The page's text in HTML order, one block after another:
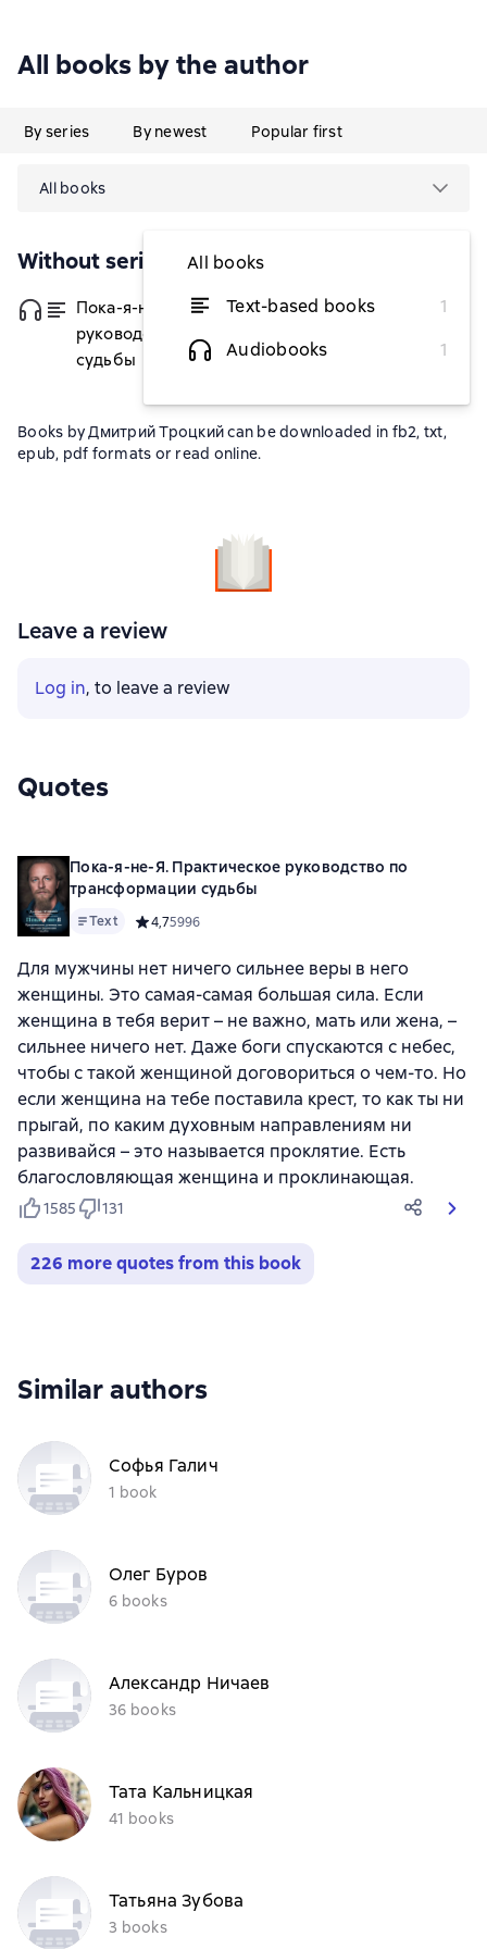
All books by the author
By series By newest Popular first
All books
All books
Text-based books
1
Audiobooks
1
Without series
Пока-я-не-Я. Практическое
руководство по трансформации
судьбы
from $3.39
Books by Дмитрий Троцкий can be downloaded in fb2, txt,
epub, pdf formats or read online.
Leave a review
Log in, to leave a review
Quotes
Пока-я-не-Я. Практическое руководство по
трансформации судьбы
Text Средний рейтинг 4,7 на основе 5996 оценок
4,75996
Для мужчины нет ничего сильнее веры в него
женщины. Это самая-самая большая сила. Если
женщина в тебя верит – не важно, мать или жена, –
сильнее ничего нет. Даже боги спускаются с небес,
чтобы с такой женщиной договориться о чем-то. Но
если женщина на тебе поставила крест, то как ты ни
прыгай, по каким духовным направлениям ни
развивайся – это называется проклятие. Есть
благословляющая женщина и проклинающая.
1585 131
226 more quotes from this book
Similar authors
Софья Галич
1 book
Олег Буров
6 books
Александр Ничаев
36 books
Тата Кальницкая
41 books
Татьяна Зубова
3 books